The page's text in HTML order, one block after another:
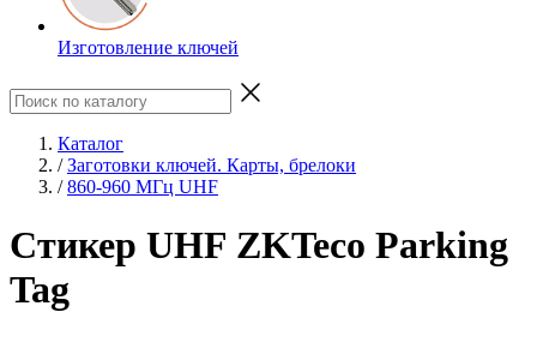
Изготовление ключей
Каталог
/ Заготовки ключей. Карты, брелоки
/ 860-960 МГц UHF
Стикер UHF ZKTeco Parking
Tag